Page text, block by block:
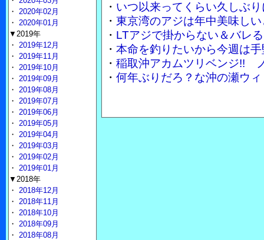
・ いつ以来ってくらい久しぶ
・ 東京湾のアジは年中美味し
・ LTアジで掛からない＆バレ
・ 本命を釣りたいから今週は
・ 稲取沖アカムツリベンジ!!
・ 何年ぶりだろ？な沖の瀬ウ
・ 2020年02月
・ 2020年01月
▼2019年
・ 2019年12月
・ 2019年11月
・ 2019年10月
・ 2019年09月
・ 2019年08月
・ 2019年07月
・ 2019年06月
・ 2019年05月
・ 2019年04月
・ 2019年03月
・ 2019年02月
・ 2019年01月
▼2018年
・ 2018年12月
・ 2018年11月
・ 2018年10月
・ 2018年09月
・ 2018年08月